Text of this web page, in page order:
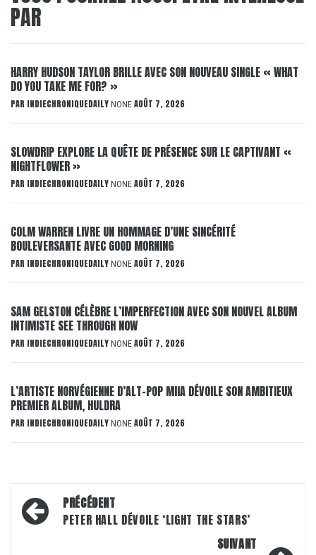
PAR
HARRY HUDSON TAYLOR BRILLE AVEC SON NOUVEAU SINGLE « WHAT
DO YOU TAKE ME FOR? »
PAR INDIECHRONIQUEDAILY NONE AOÛT 7, 2026
SLOWDRIP EXPLORE LA QUÊTE DE PRÉSENCE SUR LE CAPTIVANT «
NIGHTFLOWER »
PAR INDIECHRONIQUEDAILY NONE AOÛT 7, 2026
COLM WARREN LIVRE UN HOMMAGE D’UNE SINCÉRITÉ
BOULEVERSANTE AVEC GOOD MORNING
PAR INDIECHRONIQUEDAILY NONE AOÛT 7, 2026
SAM GELSTON CÉLÈBRE L’IMPERFECTION AVEC SON NOUVEL ALBUM
INTIMISTE SEE THROUGH NOW
PAR INDIECHRONIQUEDAILY NONE AOÛT 7, 2026
L’ARTISTE NORVÉGIENNE D’ALT-POP MIIA DÉVOILE SON AMBITIEUX
PREMIER ALBUM, HULDRA
PAR INDIECHRONIQUEDAILY NONE AOÛT 7, 2026
Navigation
d’article
PRÉCÉDENT
PETER HALL DÉVOILE ‘LIGHT THE STARS’
SUIVANT